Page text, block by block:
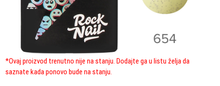
*Ovaj proizvod trenutno nije na stanju. Dodajte ga u listu želja da
saznate kada ponovo bude na stanju.